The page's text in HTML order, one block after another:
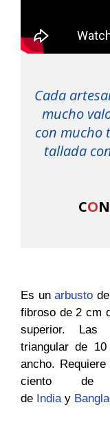
Cada
mucho
con mucho
tallada
CO
Es unarbusto
fibroso de 2 cm
superior. Las
triangular de
ancho.
ciento
de India y